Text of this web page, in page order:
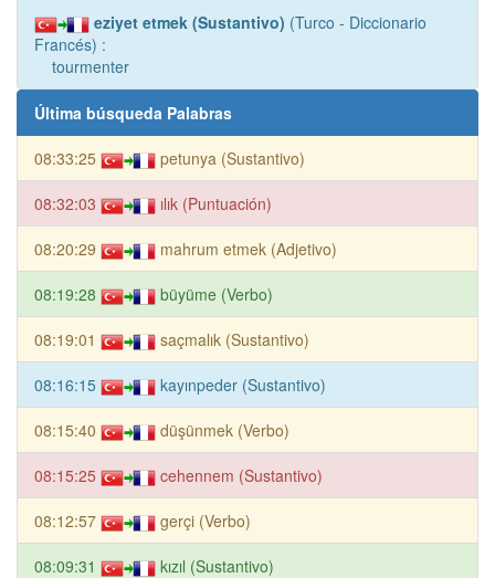
eziyet etmek (Sustantivo) (Turco - Diccionario
Francés) :
tourmenter
Última búsqueda Palabras
08:33:25 petunya (Sustantivo)
08:32:03 ılık (Puntuación)
08:20:29 mahrum etmek (Adjetivo)
08:19:28 büyüme (Verbo)
08:19:01 saçmalık (Sustantivo)
08:16:15 kayınpeder (Sustantivo)
08:15:40 düşünmek (Verbo)
08:15:25 cehennem (Sustantivo)
08:12:57 gerçi (Verbo)
08:09:31 kızıl (Sustantivo)